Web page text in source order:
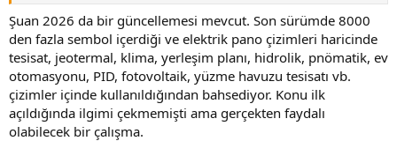
Şuan 2026 da bir güncellemesi mevcut. Son sürümde 8000
den fazla sembol içerdiği ve elektrik pano çizimleri haricinde
tesisat, jeotermal, klima, yerleşim planı, hidrolik, pnömatik, ev
otomasyonu, PID, fotovoltaik, yüzme havuzu tesisatı vb.
çizimler içinde kullanıldığından bahsediyor. Konu ilk
açıldığında ilgimi çekmemişti ama gerçekten faydalı
olabilecek bir çalışma.